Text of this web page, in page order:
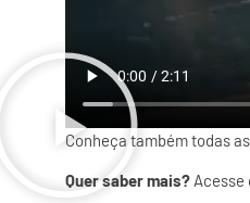
Conheça também todas
Quer saber mais? Acesse